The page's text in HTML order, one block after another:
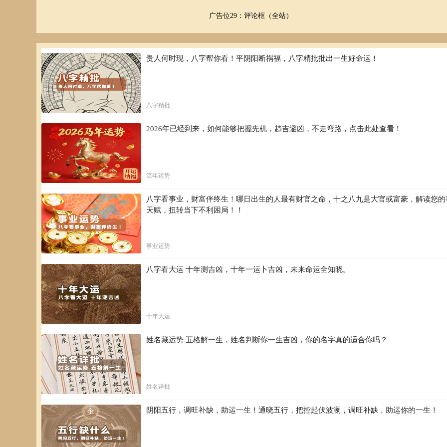
广告位29：评论框（全站）
贵人何时现，八字帮你看！平阴阳断祸福，八字精批批出一生好命运！
八字精批
2026年已经到来，如何能够把握先机，趋吉避凶，不走弯路，点击此处查看！
流年运势
八字看事业，财富伴终生！哪日出生的人最有财官之命，十之八九是大官或富豪，解读您
天赋，扭转当下不利困局！！
事业运势
八字看大运 十年测吉凶，十年一运卜吉凶，未来命运全知晓。
十年大运
姓名藏运势 五格解一生，姓名判断你一生吉凶，你的名字真的适合你吗？
姓名详批
阴阳五行，调旺补缺，助运一生！通晓五行，把控起伏波澜，调旺补缺，助运你的一生！